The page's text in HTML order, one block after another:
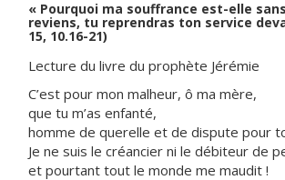
« Pourquoi ma souffrance est-elle
reviens, tu reprendras ton service
15, 10.16-21)
Lecture du livre du prophète Jérémie
C’est pour mon malheur, ô ma mère,
que tu m’as enfanté,
homme de querelle et de dispute pour
Je ne suis le créancier ni le débiteur de
et pourtant tout le monde me maudit !